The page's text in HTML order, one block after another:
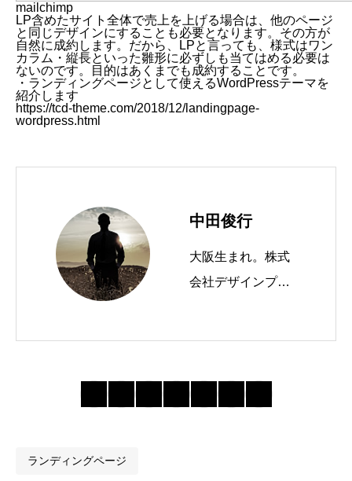
mailchimp
LP含めたサイト全体で売上を上げる場合は、他のページ
と同じデザインにすることも必要となります。その方が
自然に成約します。だから、LPと言っても、様式はワン
カラム・縦長といった雛形に必ずしも当てはめる必要は
ないのです。目的はあくまでも成約することです。
・ランディングページとして使えるWordPressテーマを
紹介します
https://tcd-theme.com/2018/12/landingpage-
wordpress.html
中田俊行
大阪生まれ。株式
会社デザインプラ
Dを運営したり、
ブログやメルマガ
ランディングページ